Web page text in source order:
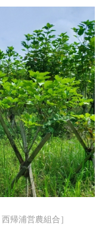
帰浦営農組合］